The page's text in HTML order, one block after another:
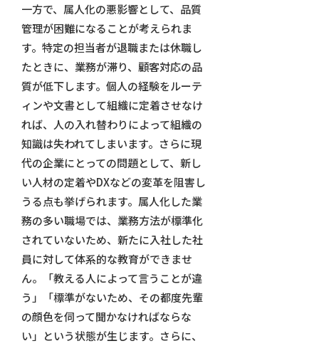
一方で、属人化の悪影響として、品質
管理が困難になることが考えられま
す。特定の担当者が退職または休職し
たときに、業務が滞り、顧客対応の品
質が低下します。個人の経験をルーテ
ィンや文書として組織に定着させなけ
れば、人の入れ替わりによって組織の
知識は失われてしまいます。さらに現
代の企業にとっての問題として、新し
い人材の定着やDXなどの変革を阻害し
うる点も挙げられます。属人化した業
務の多い職場では、業務方法が標準化
されていないため、新たに入社した社
員に対して体系的な教育ができませ
ん。「教える人によって言うことが違
う」「標準がないため、その都度先輩
の顔色を伺って聞かなければならな
い」という状態が生じます。さらに、